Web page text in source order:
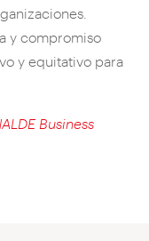
y compromiso
y equitativo para
Business